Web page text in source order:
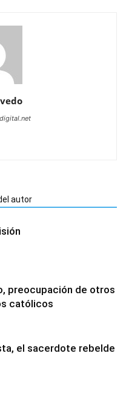
autor
preocupación de otros
católicos
el sacerdote rebelde